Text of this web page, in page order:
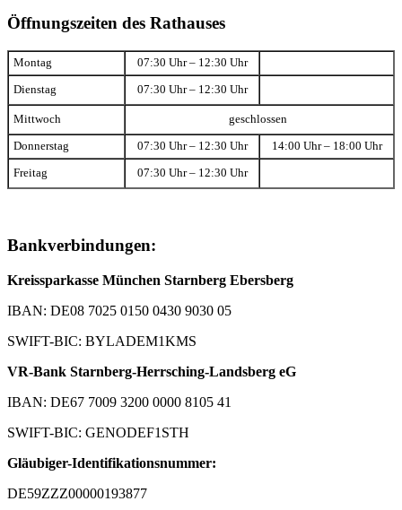
Öffnungszeiten des Rathauses
Montag 07:30 Uhr – 12:30 Uhr
Dienstag 07:30 Uhr – 12:30 Uhr
Mittwoch geschlossen
Donnerstag 07:30 Uhr – 12:30 Uhr 14:00 Uhr – 18:00 Uhr
Freitag 07:30 Uhr – 12:30 Uhr
Bankverbindungen:
Kreissparkasse München Starnberg Ebersberg
IBAN: DE08 7025 0150 0430 9030 05
SWIFT-BIC: BYLADEM1KMS
VR-Bank Starnberg-Herrsching-Landsberg eG
IBAN: DE67 7009 3200 0000 8105 41
SWIFT-BIC: GENODEF1STH
Gläubiger-Identifikationsnummer:
DE59ZZZ00000193877